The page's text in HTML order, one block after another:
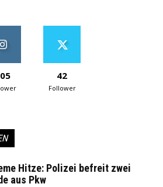
42
Follower
Hitze: Polizei befreit zwei
aus Pkw